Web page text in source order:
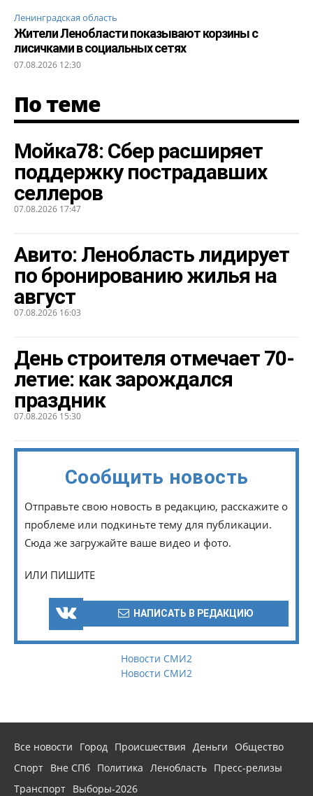
Ленинградская область
Жители Ленобласти показывают корзины с
лисичками в социальных сетях
07.08.2026 12:30
По теме
Мойка78: Сбер расширяет
поддержку пострадавших
селлеров
07.08.2026 17:47
Авито: Ленобласть лидирует
по бронированию жилья на
август
07.08.2026 16:03
День строителя отмечает 70-
летие: как зарождался
праздник
07.08.2026 15:30
Сообщить новость
Отправьте свою новость в редакцию, расскажите о
проблеме или подкиньте тему для публикации.
Сюда же загружайте ваше видео и фото.
ИЛИ ПИШИТЕ
НАПИСАТЬ В РЕДАКЦИЮ
Новости СМИ2
Новости СМИ2
Все новости Город Происшествия Деньги
Общество
Спорт Вне СПб Политика Ленобласть Пресс-релизы
Транспорт Выборы-2026